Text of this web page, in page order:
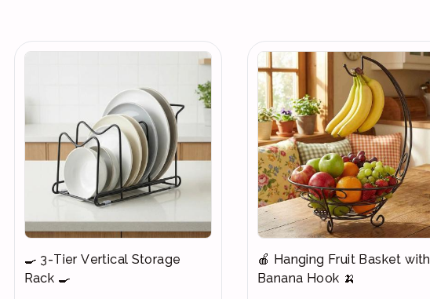
🍳 3-Tier Vertical Storage
Rack 🍳
🍎 Hanging Fruit Basket with
Banana Hook 🍌